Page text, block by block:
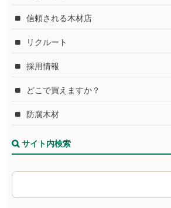
信頼される木材店
リクルート
採用情報
どこで買えますか？
防腐木材
サイト内検索